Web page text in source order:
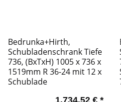
Bedrunka+Hirth,
Schubladenschrank Tiefe
736, (BxTxH) 1005 x 736 x
1519mm R 36-24 mit 12 x
Schublade
1.734,52 € *